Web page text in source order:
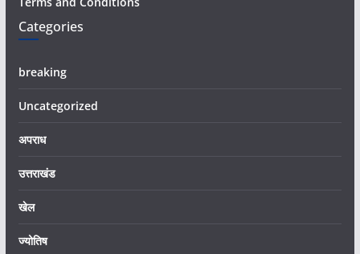
Categories
breaking
Uncategorized
अपराध
उत्तराखंड
खेल
ज्योतिष